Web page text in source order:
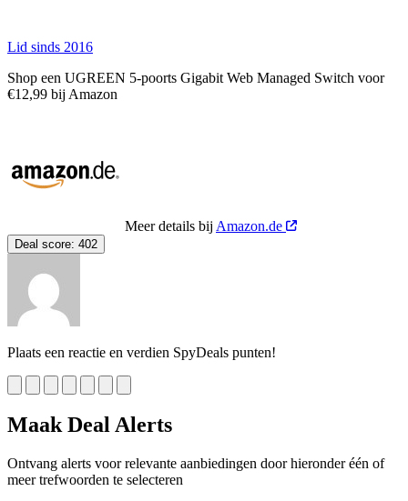
Lid sinds 2016
Shop een UGREEN 5-poorts Gigabit Web Managed Switch voor
€12,99 bij Amazon
Meer details bij Amazon.de
Deal score: 402
Plaats een reactie en verdien SpyDeals punten!
Maak Deal Alerts
Ontvang alerts voor relevante aanbiedingen door hieronder één of
meer trefwoorden te selecteren